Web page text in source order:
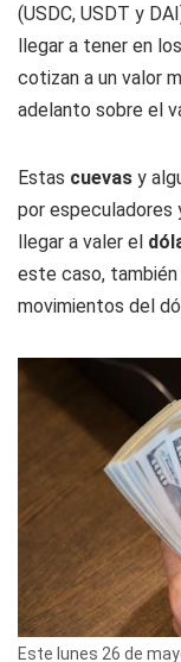
(USDC, USDT y
llegar a tener en
cotizan a un valor
adelanto sobre el
Estas cuevas y
por especuladores
llegar a valer el
este caso,
movimientos del
Este lunes 26 de